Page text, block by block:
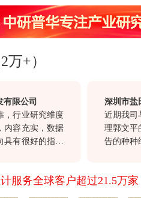
万+）
司
研究维度
实，数据
好的指导
以前沿的
深圳市盐田港
近期我司与贵
理郭文平的联
告的种种细节
作。
服务全球客户超过21.5万